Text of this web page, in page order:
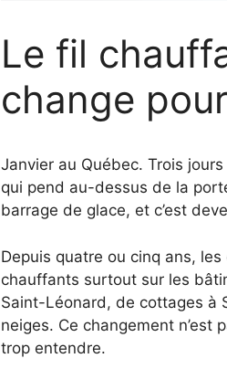
Le fil
change
Janvier au Québec. Trois
qui pend au-dessus de la
barrage de glace, et c’est
Depuis quatre ou cinq ans,
chauffants surtout sur les
Saint-Léonard, de cottages à
neiges. Ce changement n’est
trop entendre.